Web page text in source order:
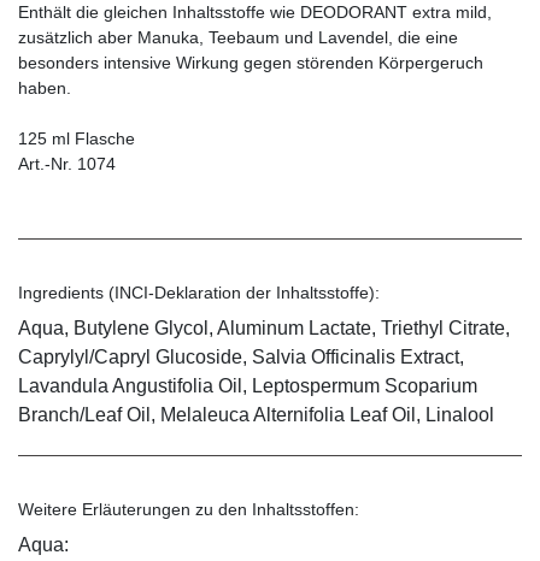
Enthält die gleichen Inhaltsstoffe wie DEODORANT extra mild,
zusätzlich aber Manuka, Teebaum und Lavendel, die eine
besonders intensive Wirkung gegen störenden Körpergeruch
haben.
125 ml Flasche
Art.-Nr. 1074
Ingredients (INCI-Deklaration der Inhaltsstoffe):
Aqua, Butylene Glycol, Aluminum Lactate, Triethyl Citrate,
Caprylyl/Capryl Glucoside, Salvia Officinalis Extract,
Lavandula Angustifolia Oil, Leptospermum Scoparium
Branch/Leaf Oil, Melaleuca Alternifolia Leaf Oil, Linalool
Weitere Erläuterungen zu den Inhaltsstoffen:
Aqua: